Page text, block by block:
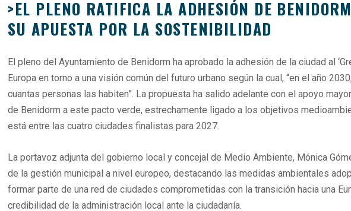
>EL PLENO RATIFICA LA ADHESIÓN DE
SU APUESTA POR LA SOSTENIBILIDAD
El pleno del Ayuntamiento de Benidorm ha aprobado la adhesión de la ciudad al
Europa en torno a una visión común del futuro urbano según la cual, “en el año
cuantas personas las habiten”. La propuesta ha salido adelante con el apoyo
de Benidorm a este pacto verde, estrechamente ligado a los objetivos
está entre las cuatro ciudades finalistas para 2027.
La portavoz adjunta del gobierno local y concejal de Medio Ambiente, Mónica
de la gestión municipal a nivel europeo, destacando las medidas ambientales
formar parte de una red de ciudades comprometidas con la transición hacia una
credibilidad de la administración local ante la ciudadanía.